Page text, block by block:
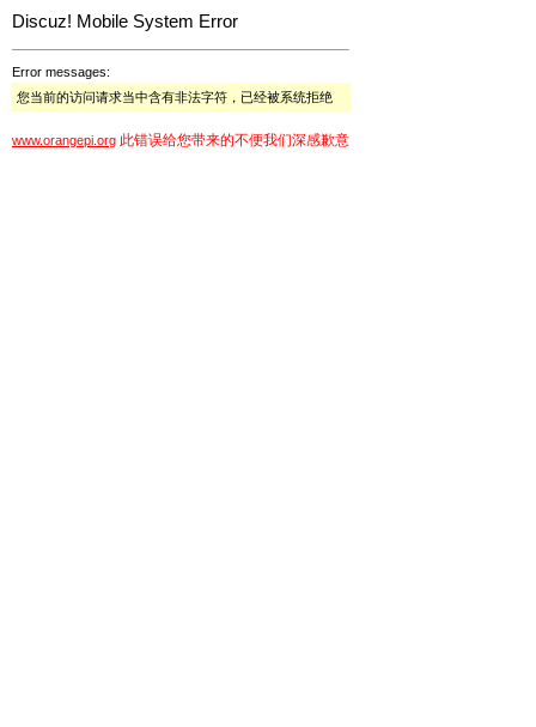
Discuz! Mobile System Error
Error messages:
您当前的访问请求当中含有非法字符，已经被系统拒绝
www.orangepi.org 此错误给您带来的不便我们深感歉意